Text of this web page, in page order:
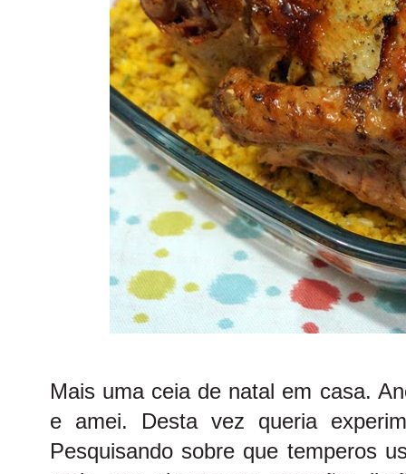
Mais uma ceia de natal em casa.
e amei. Desta vez queria
Pesquisando sobre que temperos